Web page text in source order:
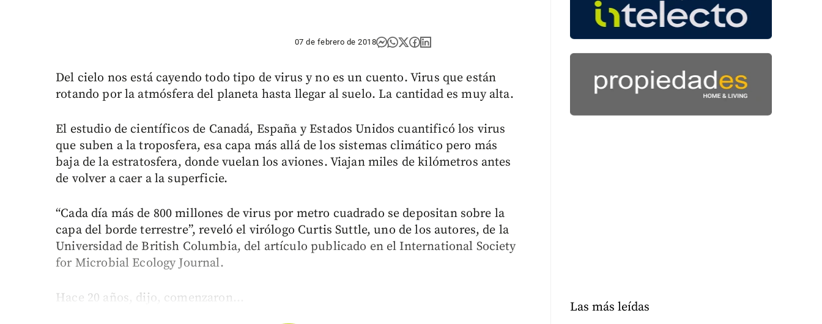
07 de febrero de 2018
Del cielo nos está cayendo todo tipo de virus y no es un cuento. Virus que están
rotando por la atmósfera del planeta hasta llegar al suelo. La cantidad es muy alta.
El estudio de científicos de Canadá, España y Estados Unidos cuantificó los virus
que suben a la troposfera, esa capa más allá de los sistemas climático pero más
baja de la estratosfera, donde vuelan los aviones. Viajan miles de kilómetros antes
de volver a caer a la superficie.
“Cada día más de 800 millones de virus por metro cuadrado se depositan sobre la
capa del borde terrestre”, reveló el virólogo Curtis Suttle, uno de los autores, de la
Universidad de British Columbia, del artículo publicado en el International Society
for Microbial Ecology Journal.
Hace 20 años, dijo, comenzaron...
Las más leídas